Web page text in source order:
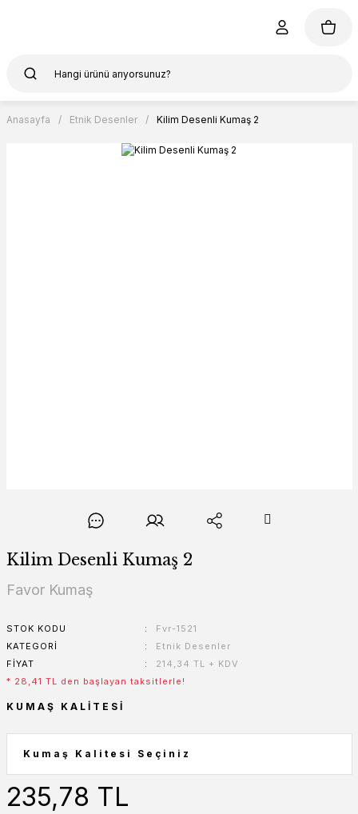
Anasayfa Etnik Desenler Kilim Desenli Kumaş 2
Kilim Desenli Kumaş 2
Favor Kumaş
STOK KODU
Fvr-1521
KATEGORI
Etnik Desenler
FIYAT
214,34 TL + KDV
* 28,41 TL den başlayan taksitlerle!
KUMAŞ KALITESI
235,78 TL